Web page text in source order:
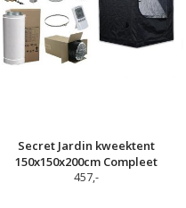
Secret Jardin kweektent
150x150x200cm Compleet
457,-